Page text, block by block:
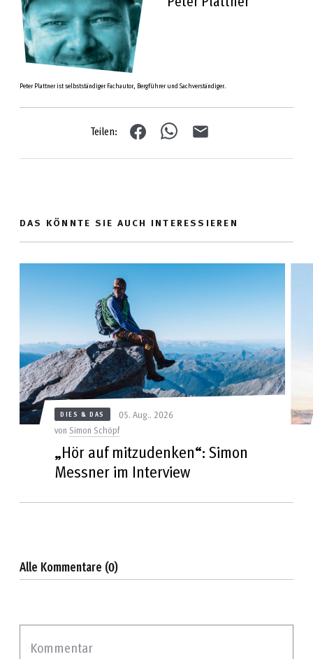
Peter Plattner ist selbstständiger Fachautor, Bergführer und Sachverständiger.
Teilen:
DAS KÖNNTE SIE AUCH INTERESSIEREN
DIES & DAS
05. Aug.. 2026
von Simon Schöpf
„Hör auf mitzudenken“: Simon
Messner im Interview
Alle Kommentare (0)
Kommentar